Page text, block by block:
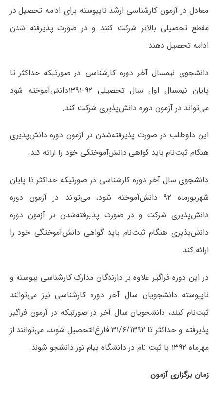
معادل در آزمون کارشناسی ارشد ناپیوسته برای ادامه تحصیل در
مقطع تحصیلی بالاتر شرکت کنند و در صورت پذیرفته شدن
ادامه تحصیل دهند.
دانشجوی نیمسال آخر دوره کارشناسی در صورتیکه حداکثر تا
پایان نیمسال اول سال تحصیلی ۹۲-۱۳۹۱دانش‌آموخته شود
می‌تواند در آزمون دوره دانش‌پذیری شرکت کند.
این داوطلب در صورت پذیرفته‌شدن در آزمون دوره دانش‌پذیری‌
هنگام ثبت‌نام باید گواهی دانش‌آموختگی خود را ارائه کند.
دانشجوی سال آخر دوره کارشناسی در صورتیکه حداکثر تا پایان
شهریورماه ۹۲ دانش‌آموخته شود، می‌تواند در آزمون دوره
دانش‌پذیری شرکت و در صورت پذیرفته‌شدن در آزمون دوره
دانش‌پذیری‌ هنگام ثبت‌نام باید گواهی دانش‌آموختگی خود را
ارائه کند.
در این دوره فراگیر علاوه بر دارندگان مدارک کارشناسی پیوسته و
ناپیوسته دانشجویان سال آخر دوره کارشناسی نیز می‌توانند
ثبت‌نام کنند، دانشجویان سال آخر در صورتیکه در آزمون فراگیر
پذیرفته و حداکثر تا ۳۱/۶/۱۳۹۲ فارغ‌التحصیل شوند، می‌توانند از
مهرماه ۱۳۹۲ با ثبت نام در دانشگاه پیام نور دانشجو شوند.
زمان برگزاری آزمون